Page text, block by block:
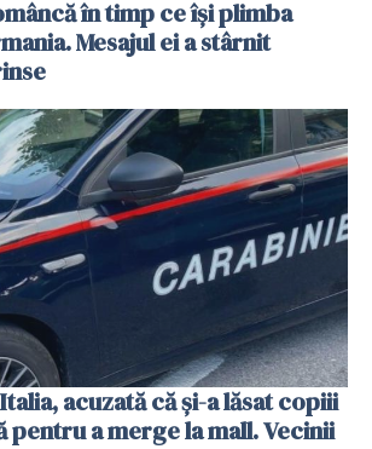
în timp ce își plimba
Mesajul ei a stârnit
acuzată că și-a lăsat copiii
pentru a merge la mall. Vecinii